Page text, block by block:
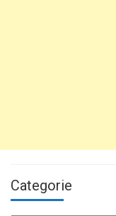
Categorie